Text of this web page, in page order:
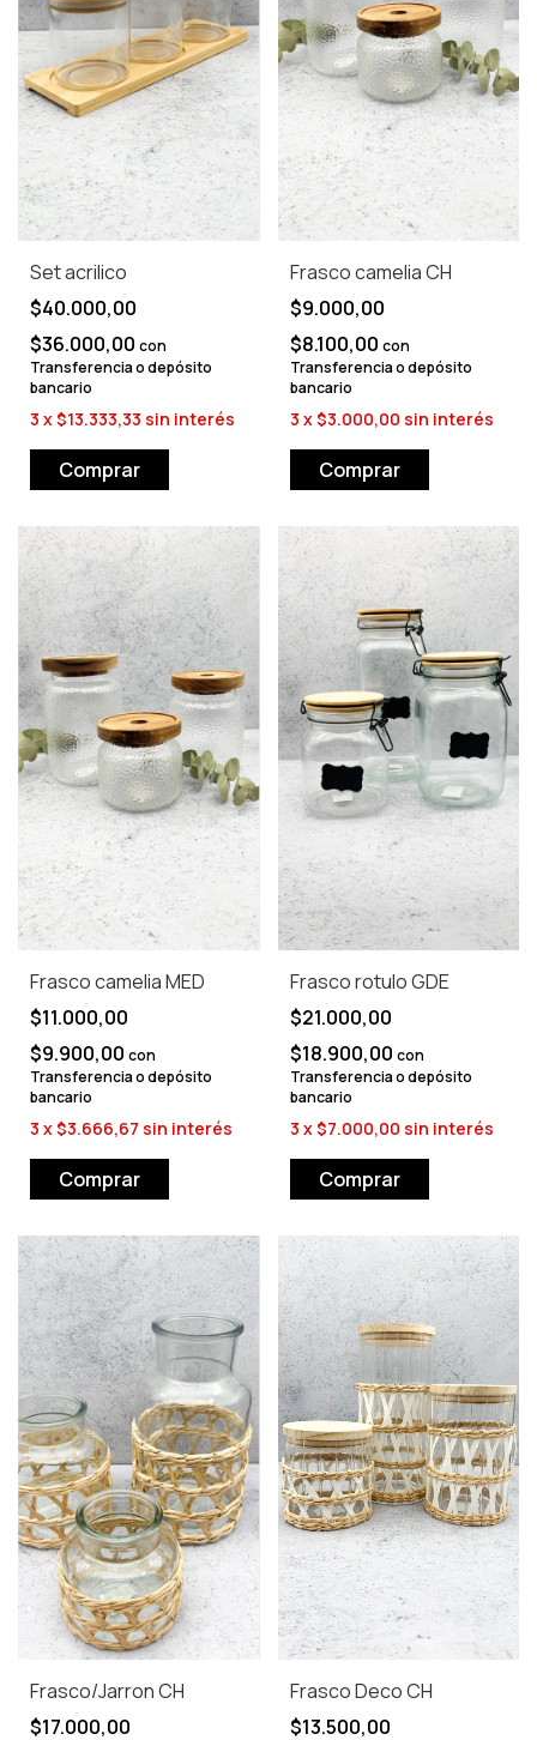
Set acrilico
$40.000,00
$36.000,00 con
Transferencia o depósito
bancario
3 x$13.333,33 sin interés
Frasco camelia CH
$9.000,00
$8.100,00 con
Transferencia o depósito
bancario
3 x$3.000,00 sin interés
Frasco camelia MED
$11.000,00
$9.900,00 con
Transferencia o depósito
bancario
3 x$3.666,67 sin interés
Frasco rotulo GDE
$21.000,00
$18.900,00 con
Transferencia o depósito
bancario
3 x$7.000,00 sin interés
Frasco/Jarron CH
$17.000,00
Frasco Deco CH
$13.500,00